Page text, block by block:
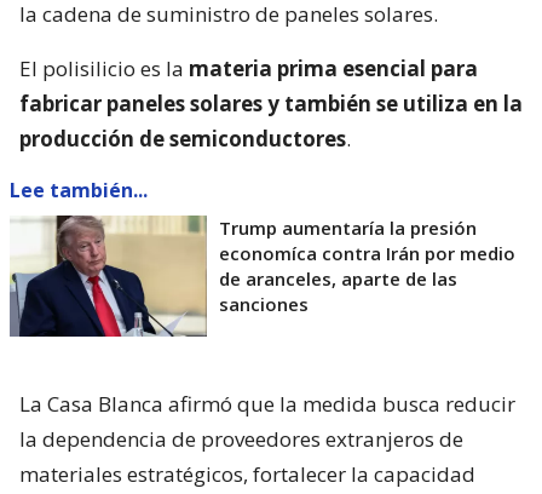
la cadena de suministro de paneles solares.
El polisilicio es la materia prima esencial para
fabricar paneles solares y también se utiliza en la
producción de semiconductores.
Lee también...
Trump aumentaría la presión
economíca contra Irán por medio
de aranceles, aparte de las
sanciones
La Casa Blanca afirmó que la medida busca reducir
la dependencia de proveedores extranjeros de
materiales estratégicos, fortalecer la capacidad